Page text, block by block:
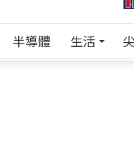
半導體 生活